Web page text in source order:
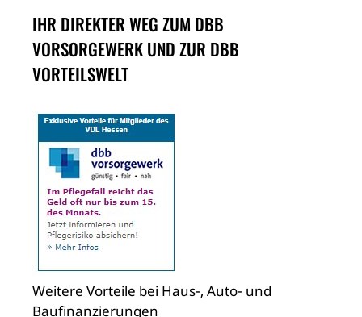
IHR DIREKTER WEG ZUM DBB
VORSORGEWERK UND ZUR DBB
VORTEILSWELT
Weitere Vorteile bei Haus-, Auto- und
Baufinanzierungen